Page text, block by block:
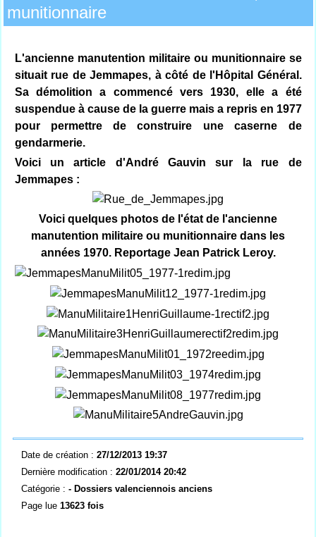
munitionnaire
L'ancienne manutention militaire ou munitionnaire se
situait rue de Jemmapes, à côté de l'Hôpital Général.
Sa démolition a commencé vers 1930, elle a été
suspendue à cause de la guerre mais a repris en 1977
pour permettre de construire une caserne de
gendarmerie.
Voici un article d'André Gauvin sur la rue de
Jemmapes :
Voici quelques photos de l'état de l'ancienne
manutention militaire ou munitionnaire dans les
années 1970. Reportage Jean Patrick Leroy.
Date de création : 27/12/2013 19:37
Dernière modification : 22/01/2014 20:42
Catégorie : - Dossiers valenciennois anciens
Page lue 13623 fois